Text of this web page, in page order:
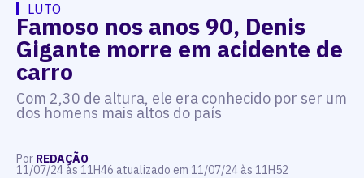
LUTO
Famoso nos anos 90, Denis
Gigante morre em acidente de
carro
Com 2,30 de altura, ele era conhecido por ser um
dos homens mais altos do país
Por REDAÇÃO
11/07/24 às 11H46 atualizado em 11/07/24 às 11H52